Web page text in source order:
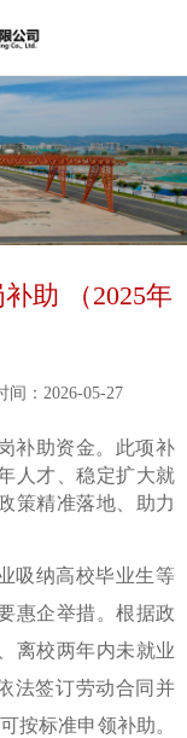
助 （2025年
间：2026-05-27
补助资金。此项补
人才、稳定扩大就
策精准落地、助力
吸纳高校毕业生等
惠企举措。根据政
离校两年内未就业
法签订劳动合同并
按标准申领补助。